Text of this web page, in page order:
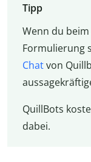
Tipp
Wenn du
Formulierung
Chatvon
QuillBots
dabei.